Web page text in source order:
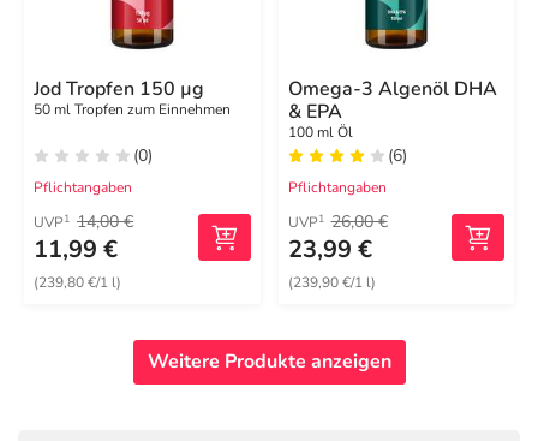
Jod Tropfen 150 µg
50 ml Tropfen zum Einnehmen
(0)
Pflichtangaben
UVP1 14,00 €
11,99 €
(239,80 €/1 l)
Omega-3 Algenöl DHA
& EPA
100 ml Öl
(6)
Pflichtangaben
UVP1 26,00 €
23,99 €
(239,90 €/1 l)
Weitere Produkte anzeigen